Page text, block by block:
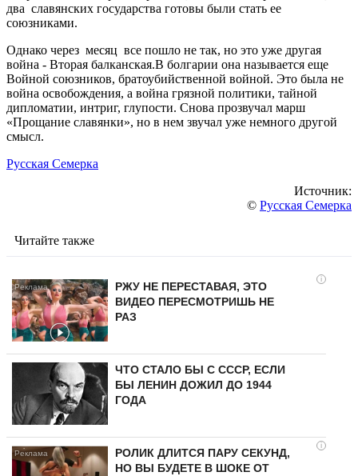
два славянских государства готовы были стать ее
союзниками.
Однако через месяц все пошло не так, но это уже другая
война - Вторая балканская.В болгарии она называется еще
Войной союзников, братоубийственной войной. Это была не
война освобождения, а война грязной политики, тайной
дипломатии, интриг, глупости. Снова прозвучал марш
«Прощание славянки», но в нем звучал уже немного другой
смысл.
Русская Семерка
Источник:
© Русская Семерка
Читайте также
i
РЖУ НЕ ПЕРЕСТАВАЯ, ЭТО
ВИДЕО ПЕРЕСМОТРИШЬ НЕ
РАЗ
ЧТО СТАЛО БЫ С СССР, ЕСЛИ
БЫ ЛЕНИН ДОЖИЛ ДО 1944
ГОДА
i
РОЛИК ДЛИТСЯ ПАРУ СЕКУНД,
НО ВЫ БУДЕТЕ В ШОКЕ ОТ